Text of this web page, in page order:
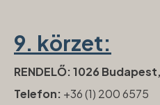
9. körzet:
RENDELŐ: 1026
Telefon: +36 (1) 200 6575